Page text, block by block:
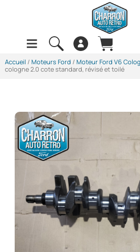
Accueil / Moteurs Ford / Moteur Ford V6
cologne 2.0 cote standard, révisé et toilé